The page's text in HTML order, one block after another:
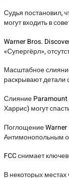
Судья постановил,
могут входить в
Warner Bros.
«Супергёрл»,
Масштабное
раскрывают детали
Слияние Paramount
Харрис) могут
Поглощение
Антимонопольным
FCC снимает
В некоторых